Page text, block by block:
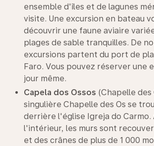
ensemble d'îles et de lagunes
visite. Une excursion en bateau
découvrir une faune aviaire
plages de sable tranquilles. De
excursions partent du port de
Faro. Vous pouvez réserver une
jour même.
Capela dos Ossos (Chapelle des
singulière Chapelle des Os se
derrière l'église Igreja do Carmo.
l'intérieur, les murs sont
et des crânes de plus de 1 000